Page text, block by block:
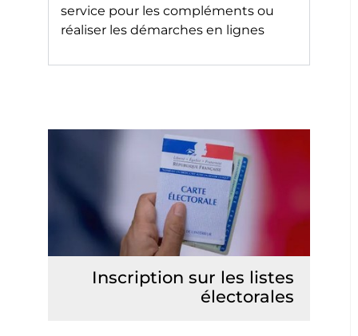
service pour les compléments ou
réaliser les démarches en lignes
Inscription sur les listes
électorales